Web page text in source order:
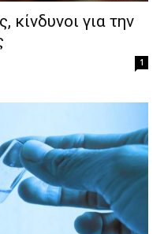
κίνδυνοι για την
1